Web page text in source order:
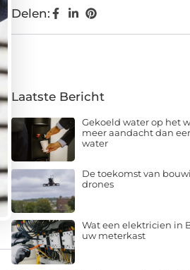
Delen:
Laatste Bericht
Gekoeld water op het
meer aandacht dan
water
De toekomst van
drones
Wat een elektricien in
uw meterkast